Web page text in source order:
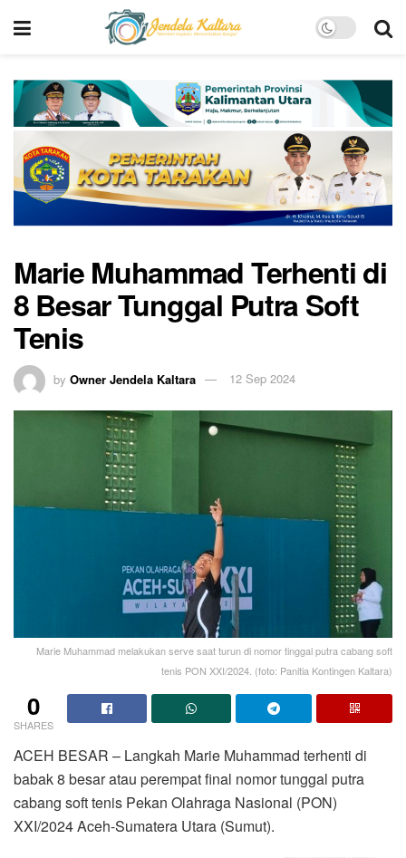
Marie Muhammad Terhenti di
8 Besar Tunggal Putra Soft
Tenis
by Owner Jendela Kaltara 12 Sep 2024
Marie Muhammad melakukan serve saat turun di nomor tinggal putra cabang soft
tenis PON XXI/2024. (foto: Panitia Kontingen Kaltara)
0
SHARES
ACEH BESAR – Langkah Marie Muhammad terhenti di
babak 8 besar atau perempat final nomor tunggal putra
cabang soft tenis Pekan Olahraga Nasional (PON)
XXI/2024 Aceh-Sumatera Utara (Sumut).